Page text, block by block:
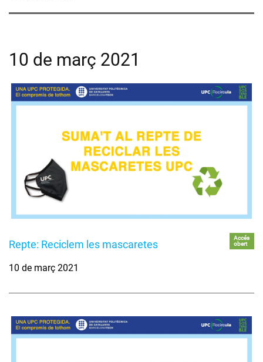
10 de març 2021
Repte: Reciclem les mascaretes
Accés
obert
10 de març 2021